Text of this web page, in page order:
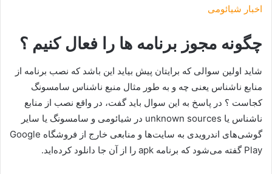
اخبار شیائومی
چگونه مجوز برنامه ها را فعال کنیم ؟
شاید اولین سوالی که برایتان پیش بیاید این باشد که نصب برنامه از
منابع ناشناس یعنی چه و به طور مثال منبع ناشناس سامسونگ
کجاست ؟ در پاسخ به این سوال باید گفت، در واقع نصب از منابع
ناشناس یا unknown sources در شیائومی و سامسونگ یا سایر
گوشی‌های اندرویدی به سایت‌ها و منابعی خارج از فروشگاه Google
Play گفته می‌شود که برنامه apk را از آن‌ جا دانلود کرده‌اید.